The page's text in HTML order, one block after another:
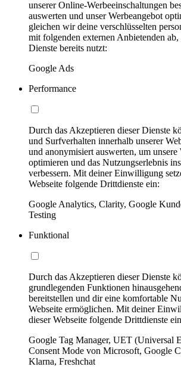
unserer Online-Werbeeinschaltungen
auswerten und unser Werbeangebot
gleichen wir deine verschlüsselten
mit folgenden externen Anbietenden ab,
Dienste bereits nutzt:
Google Ads
Performance
Durch das Akzeptieren dieser Dienste
und Surfverhalten innerhalb unserer
und anonymisiert auswerten, um unsere
optimieren und das Nutzungserlebnis
verbessern. Mit deiner Einwilligung
Webseite folgende Drittdienste ein:
Google Analytics, Clarity, Google
Testing
Funktional
Durch das Akzeptieren dieser Dienste
grundlegenden Funktionen
bereitstellen und dir eine komfortable
Webseite ermöglichen. Mit deiner
dieser Webseite folgende Drittdienste
Google Tag Manager, UET (Universal
Consent Mode von Microsoft, Google
Klarna, Freshchat